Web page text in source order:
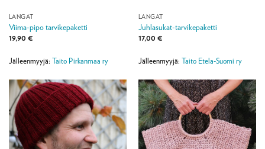
LANGAT
Viima-pipo tarvikepaketti
19,90 €
Jälleenmyyjä: Taito Pirkanmaa ry
LANGAT
Juhlasukat-tarvikepaketti
17,00 €
Jälleenmyyjä: Taito Etela-Suomi ry